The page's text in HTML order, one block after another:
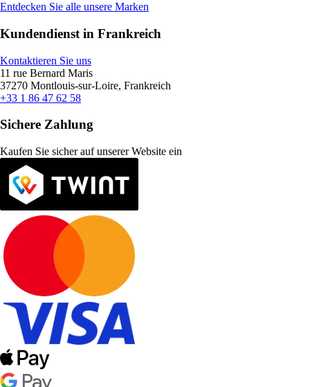
Entdecken Sie alle unsere Marken
Kundendienst in Frankreich
Kontaktieren Sie uns
11 rue Bernard Maris
37270 Montlouis-sur-Loire, Frankreich
+33 1 86 47 62 58
Sichere Zahlung
Kaufen Sie sicher auf unserer Website ein